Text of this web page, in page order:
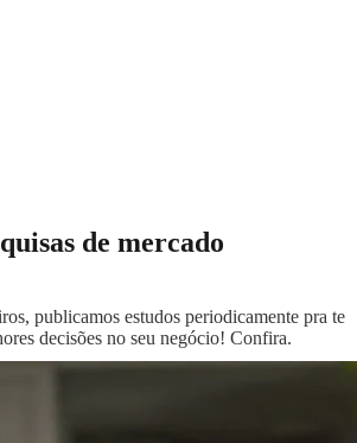
de mercado
publicamos estudos periodicamente pra te
decisões no seu negócio! Confira.